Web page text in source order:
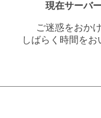
現在サーバ
ご迷惑をおか
しばらく時間を